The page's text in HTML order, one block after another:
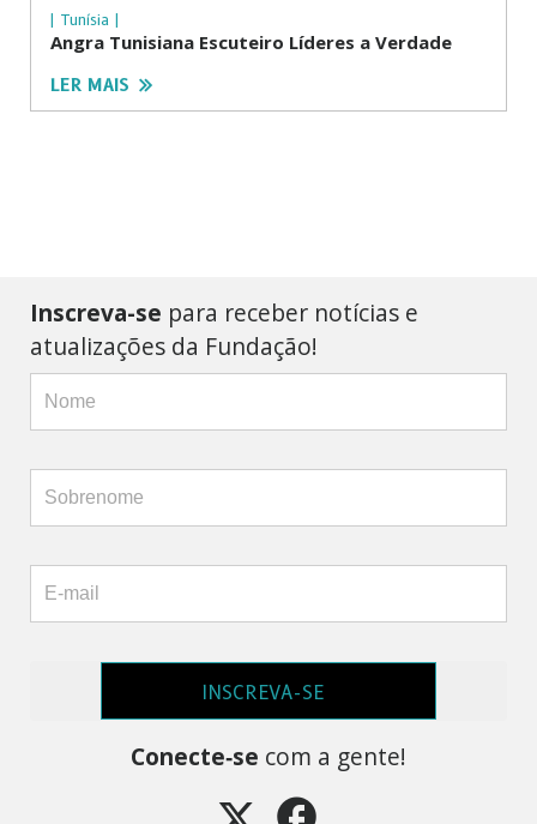
| Tunísia |
Angra Tunisiana Escuteiro Líderes a Verdade
LER MAIS
Inscreva-se para receber notícias e
atualizações da Fundação!
INSCREVA-SE
Conecte‑se com a gente!